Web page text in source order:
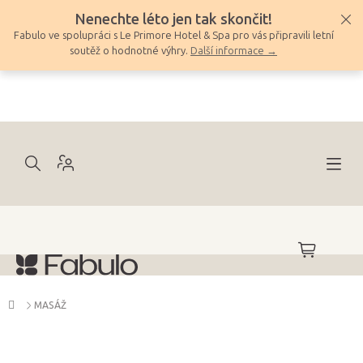
obsah
Nenechte léto jen tak skončit!
Fabulo ve spolupráci s Le Primore Hotel & Spa pro vás připravili letní
soutěž o hodnotné výhry. Další informace →
NÁKUPNÍ
KOŠÍK
Domů
MASÁŽ